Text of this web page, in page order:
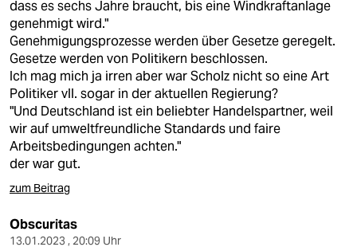
dass es sechs Jahre braucht, bis eine Windkraftanlage
genehmigt wird."
Genehmigungsprozesse werden über Gesetze geregelt.
Gesetze werden von Politikern beschlossen.
Ich mag mich ja irren aber war Scholz nicht so eine Art
Politiker vll. sogar in der aktuellen Regierung?
"Und Deutschland ist ein beliebter Handelspartner, weil
wir auf umweltfreundliche Standards und faire
Arbeitsbedingungen achten."
der war gut.
zum Beitrag
Obscuritas
13.01.2023 , 20:09 Uhr